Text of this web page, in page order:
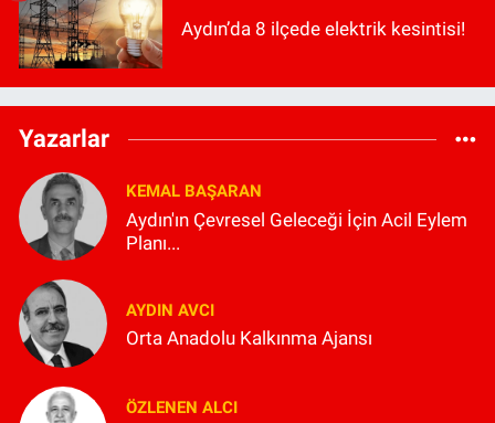
Aydın’da 8 ilçede elektrik kesintisi!
Yazarlar
KEMAL BAŞARAN
Aydın'ın Çevresel Geleceği İçin Acil Eylem
Planı...
AYDIN AVCI
Orta Anadolu Kalkınma Ajansı
ÖZLENEN ALCI